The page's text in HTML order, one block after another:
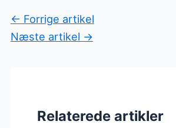
← Forrige artikel
Næste artikel →
Relaterede artikler